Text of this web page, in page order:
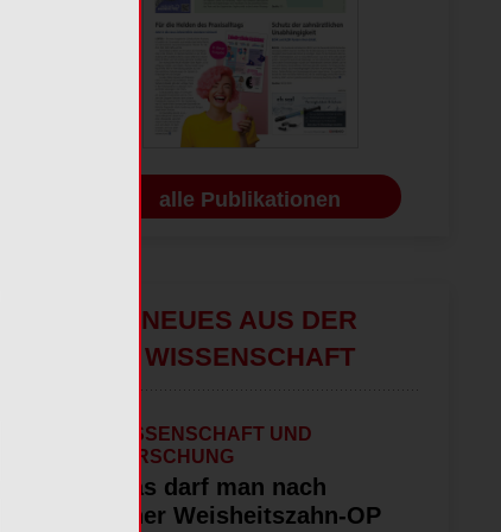
alle Publikationen
NEUES AUS DER
WISSENSCHAFT
WISSENSCHAFT UND
FORSCHUNG
Was darf man nach
einer Weisheitszahn-OP